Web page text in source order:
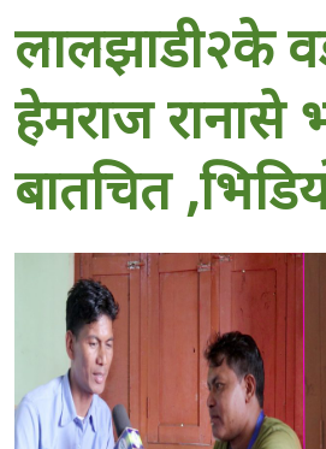
लालझाडी२के
हेमराज रानासे
बातचित